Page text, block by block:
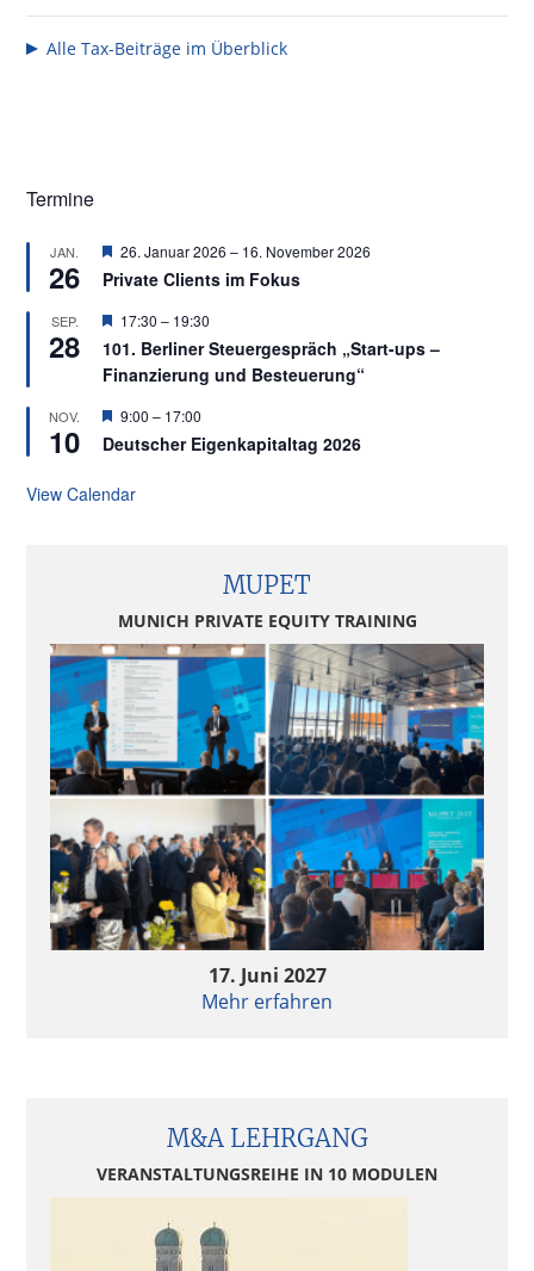
Alle Tax-Beiträge im Überblick
Seitenspalte
Termine
JAN.
26
Featured
26. Januar 2026 – 16. November 2026
Private Clients im Fokus
SEP.
28
Featured
17:30 – 19:30
101. Berliner Steuergespräch „Start-ups –
Finanzierung und Besteuerung“
NOV.
10
Featured
9:00 – 17:00
Deutscher Eigenkapitaltag 2026
View Calendar
MUPET
MUNICH PRIVATE EQUITY TRAINING
17. Juni 2027
Mehr erfahren
M&A LEHRGANG
VERANSTALTUNGSREIHE IN 10 MODULEN